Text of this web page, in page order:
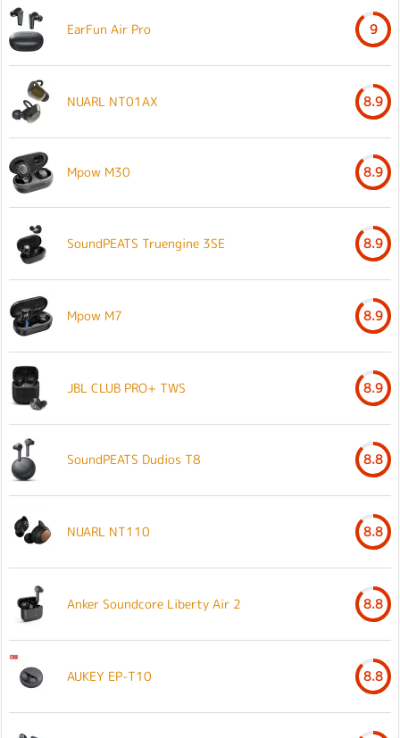
EarFun Air Pro 9
NUARL NT01AX 8.9
Mpow M30 8.9
SoundPEATS Truengine 3SE 8.9
Mpow M7 8.9
JBL CLUB PRO+ TWS 8.9
SoundPEATS Dudios T8 8.8
NUARL NT110 8.8
Anker Soundcore Liberty Air 2 8.8
AUKEY EP-T10 8.8